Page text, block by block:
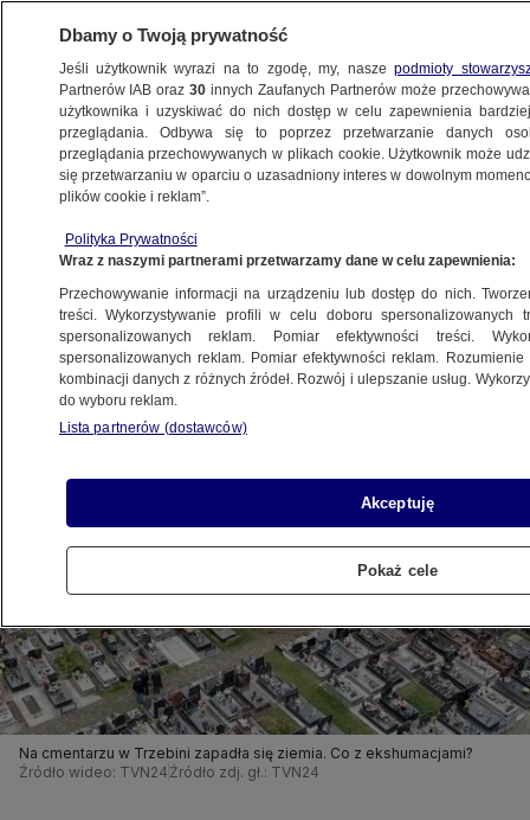
KRAKÓW
Ekshumacje na razie niemożliwe, bo ziemia
może się zapaść
21.09.2022, 16:16
Udostępnij
Na cmentarzu w Trzebini zapadła się ziemia. Co z ekshumacjami?
Źródło wideo: TVN24 Źródło zdj. gł.: TVN24
Dbamy o Twoją prywatność
Jeśli użytkownik wyrazi na to zgodę, my, naszepodmioty
Partnerów IAB oraz30 innych Zaufanych Partnerów może
użytkownika i uzyskiwać do nich dostęp w celu zapewnienia
przeglądania. Odbywa się to poprzez przetwarzanie danych
przeglądania przechowywanych w plikach cookie. Użytkownik może
się przetwarzaniu w oparciu o uzasadniony interes w dowolnym
plików cookie i reklam”.
Polityka Prywatności
Wraz z naszymi partnerami przetwarzamy dane w celu zapewnienia:
Przechowywanie informacji na urządzeniu lub dostęp do nich.
treści. Wykorzystywanie profili w celu doboru spersonalizowanych
spersonalizowanych reklam. Pomiar efektywności treści.
spersonalizowanych reklam. Pomiar efektywności reklam.
kombinacji danych z różnych źródeł. Rozwój i ulepszanie usług.
do wyboru reklam.
Lista partnerów (dostawców)
Akceptuję
Pokaż cele